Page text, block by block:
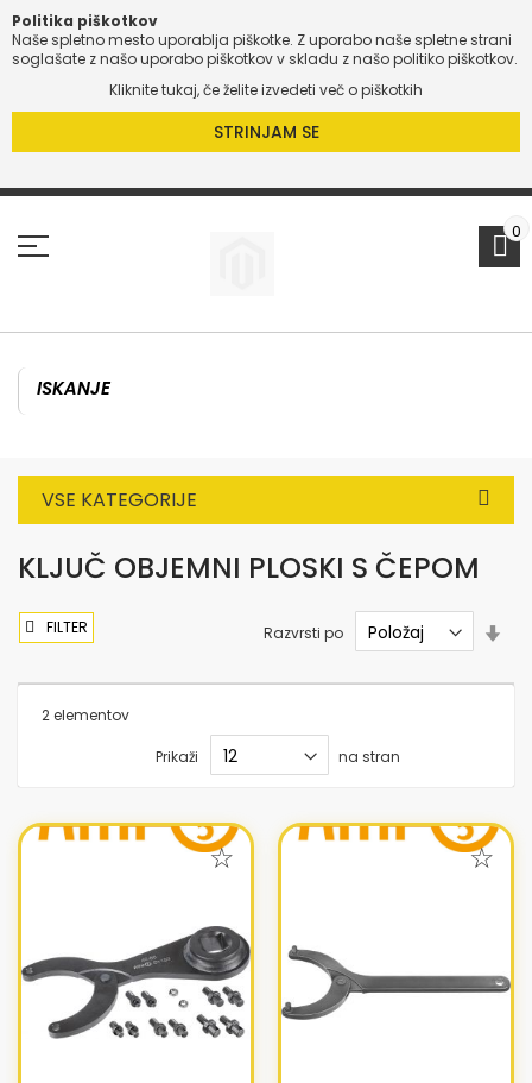
Politika piškotkov
Naše spletno mesto uporablja piškotke. Z uporabo naše spletne strani
soglašate z našo uporabo piškotkov v skladu z našo politiko piškotkov.
Kliknite tukaj, če želite izvedeti več o piškotkih
STRINJAM SE
Preskoči
0
VSE KATEGORIJE
KLJUČ OBJEMNI PLOSKI S ČEPOM
2elementov
Prikaži na stran
Razvrsti po
FILTER